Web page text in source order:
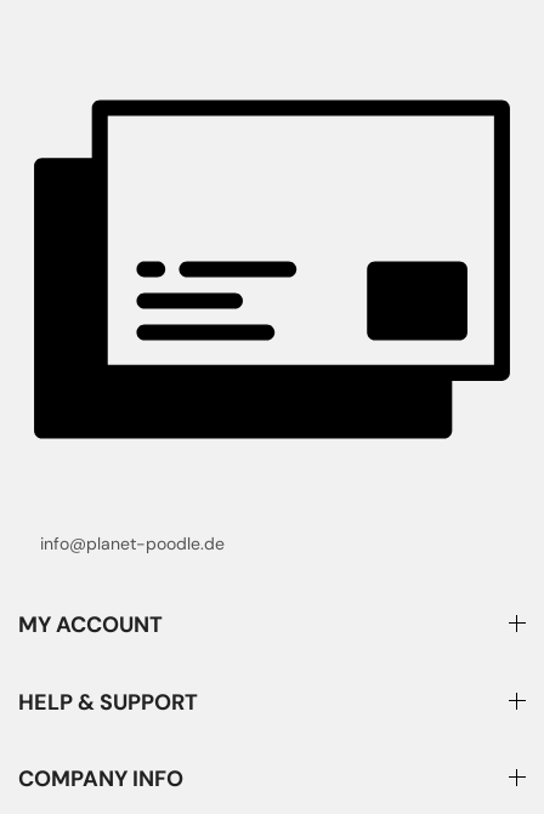
info@planet-poodle.de
MY ACCOUNT
HELP & SUPPORT
COMPANY INFO